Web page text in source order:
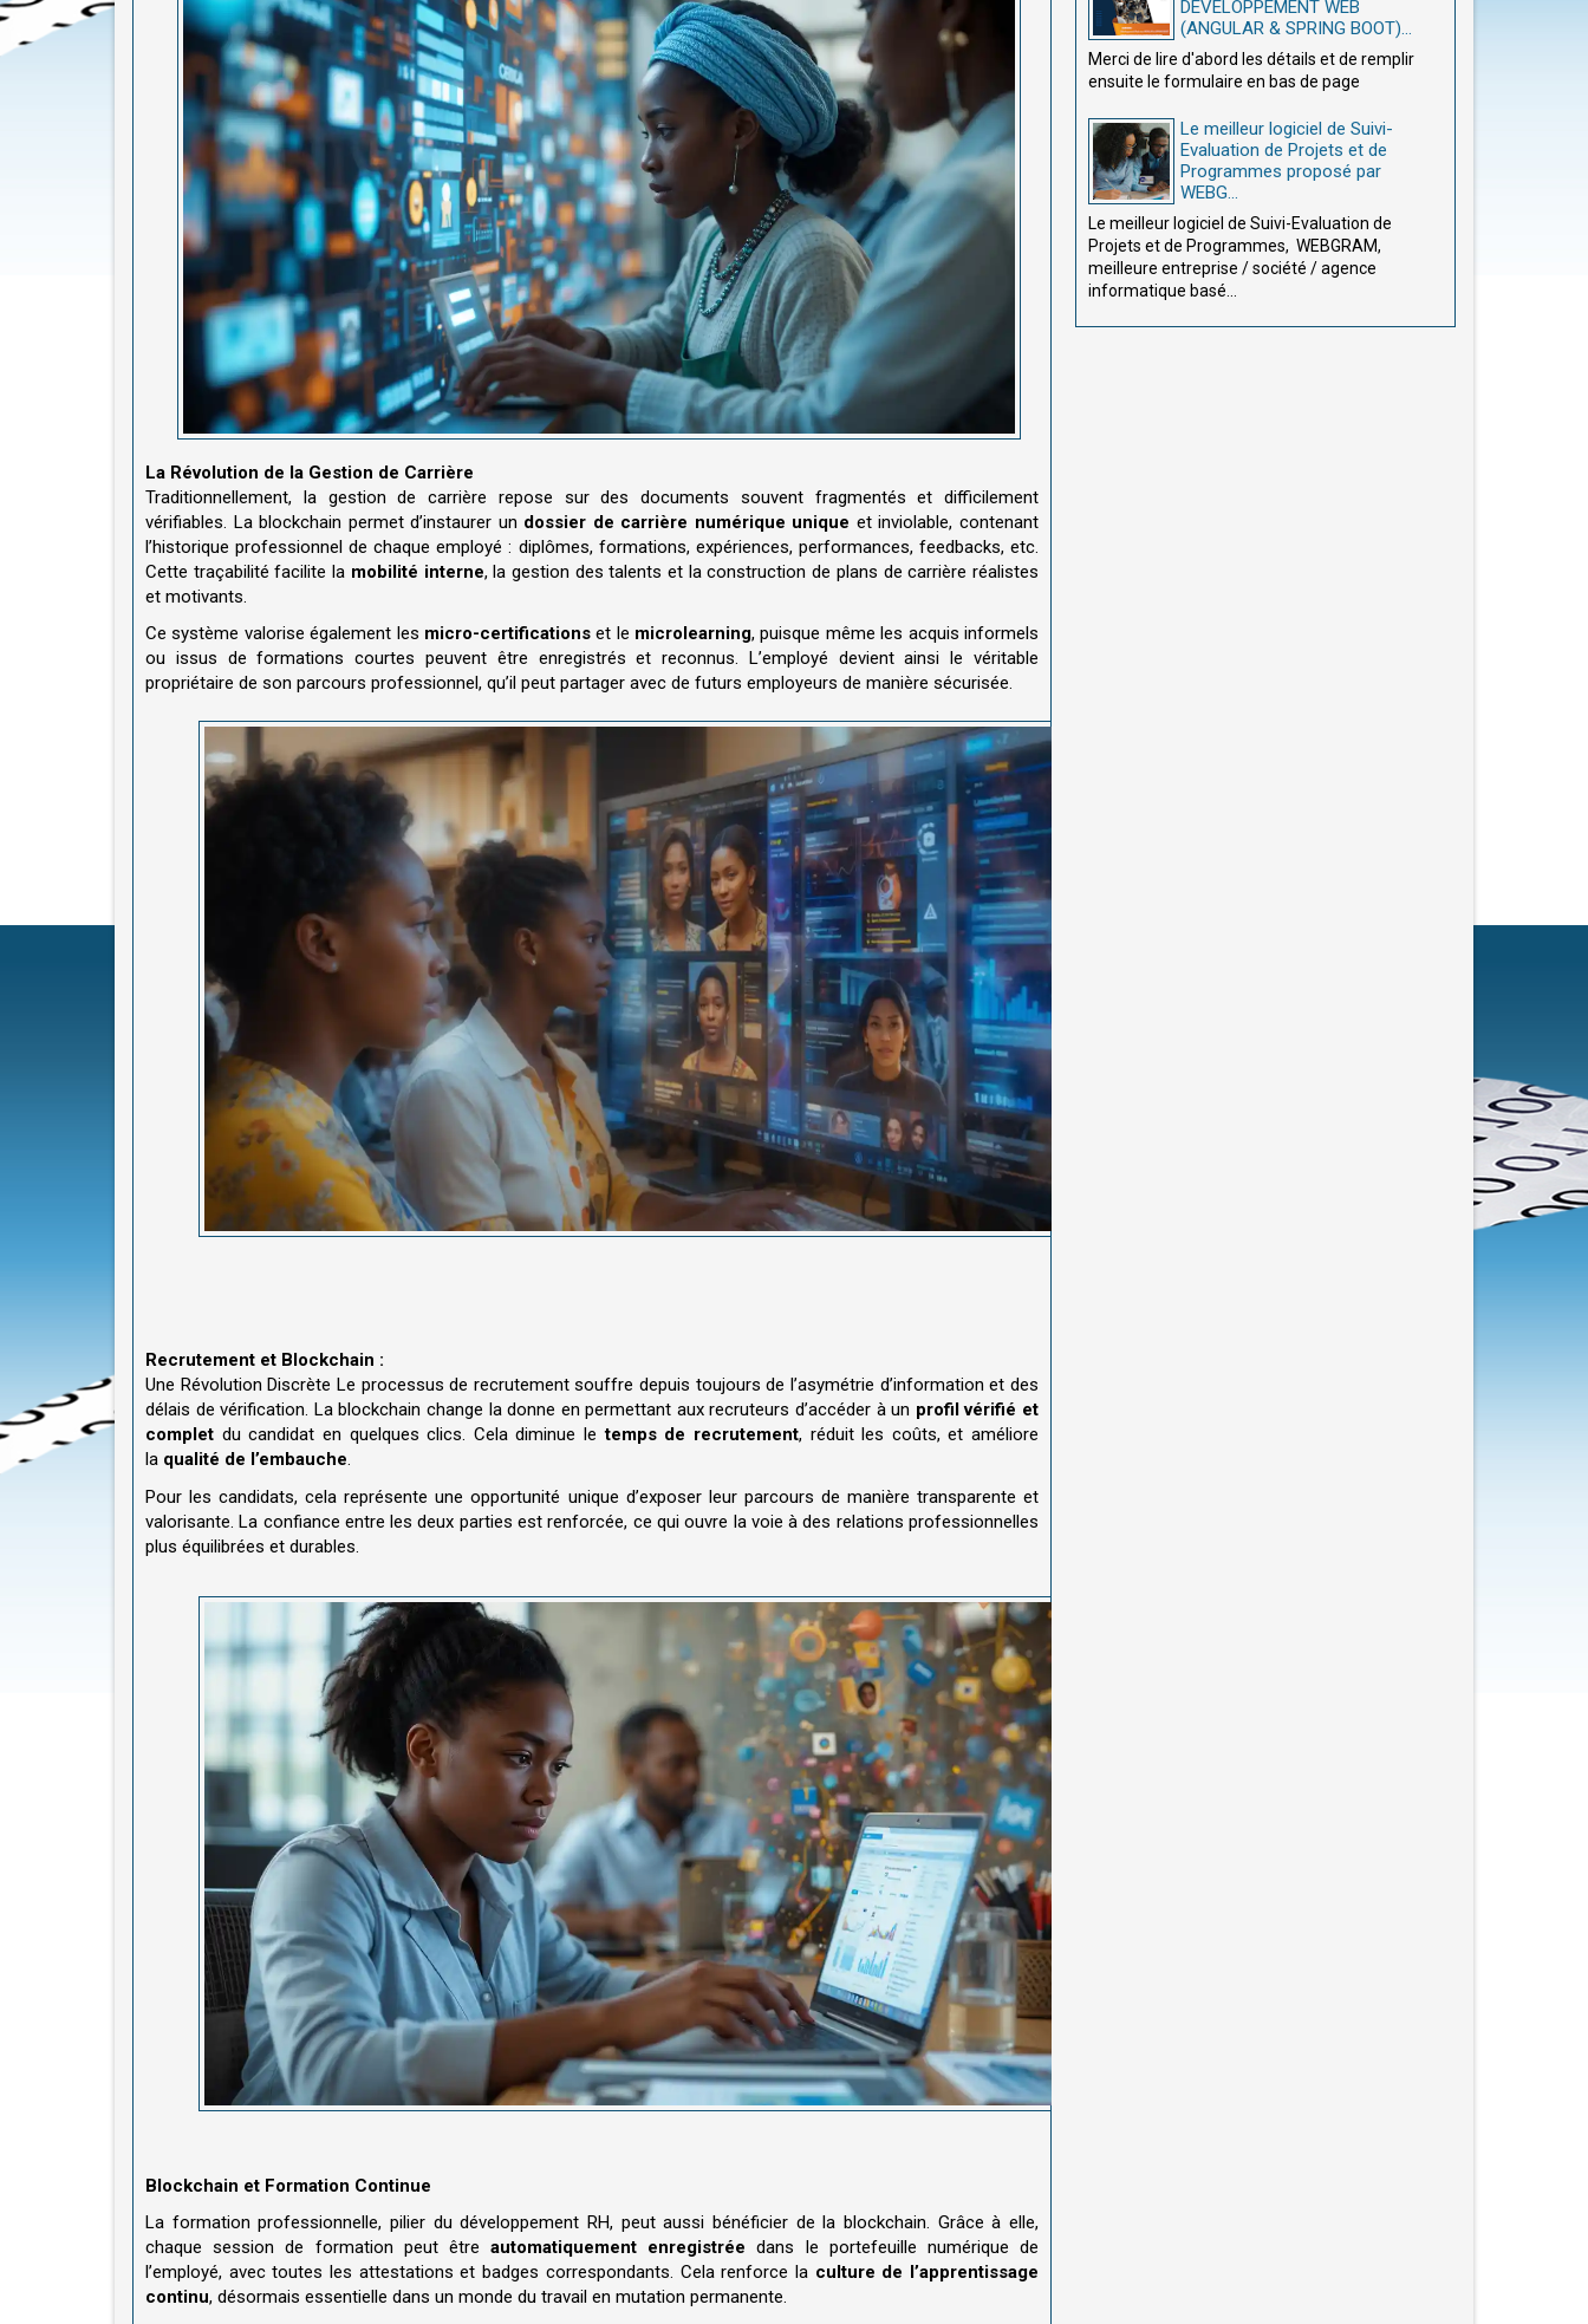
La Révolution de la Gestion de Carrière
Traditionnellement, la gestion de carrière repose sur des documents souvent fragmentés et difficilement
vérifiables. La blockchain permet d’instaurer un dossier de carrière numérique unique et inviolable, contenant
l’historique professionnel de chaque employé : diplômes, formations, expériences, performances, feedbacks, etc.
Cette traçabilité facilite la mobilité interne, la gestion des talents et la construction de plans de carrière réalistes
et motivants.
Ce système valorise également les micro-certificationset le microlearning, puisque même les acquis informels
ou issus de formations courtes peuvent être enregistrés et reconnus. L’employé devient ainsi le véritable
propriétaire de son parcours professionnel, qu’il peut partager avec de futurs employeurs de manière sécurisée.
Recrutement et Blockchain :
Une Révolution Discrète Le processus de recrutement souffre depuis toujours de l’asymétrie d’information et des
délais de vérification. La blockchain change la donne en permettant aux recruteurs d’accéder à un profil vérifié et
complet du candidat en quelques clics. Cela diminue letemps de recrutement, réduit les coûts, et améliore
la qualité de l’embauche.
Pour les candidats, cela représente une opportunité unique d’exposer leur parcours de manière transparente et
valorisante. La confiance entre les deux parties est renforcée, ce qui ouvre la voie à des relations professionnelles
plus équilibrées et durables.
Blockchain et Formation Continue
La formation professionnelle, pilier du développement RH, peut aussi bénéficier de la blockchain. Grâce à elle,
chaque session de formation peut être automatiquement enregistrée dans le portefeuille numérique de
l’employé, avec toutes les attestations et badges correspondants. Cela renforce la culture de l’apprentissage
continu, désormais essentielle dans un monde du travail en mutation permanente.
DÉVELOPPEMENT WEB
(ANGULAR & SPRING BOOT)...
Merci de lire d'abord les détails et de remplir
ensuite le formulaire en bas de page
Le meilleur logiciel de Suivi-
Evaluation de Projets et de
Programmes proposé par
WEBG...
Le meilleur logiciel de Suivi-Evaluation de
Projets et de Programmes, WEBGRAM,
meilleure entreprise / société / agence
informatique basé...